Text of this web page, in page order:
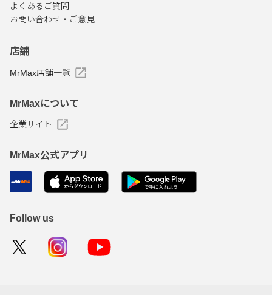
よくあるご質問
お問い合わせ・ご意見
店舗
MrMax店舗一覧
MrMaxについて
企業サイト
MrMax公式アプリ
Follow us